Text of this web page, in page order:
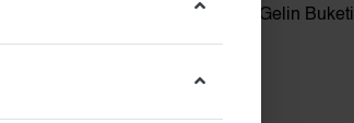
Gelin Buketi